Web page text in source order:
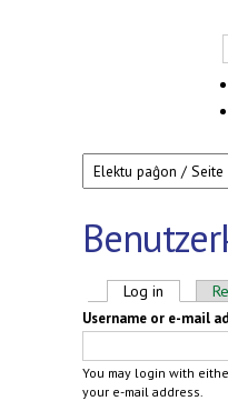
Primary
Log in (active
Username or e-mail
You may login with
your e-mail address.